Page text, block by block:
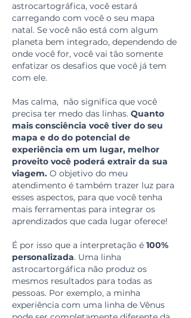
astrocartográfica, você estará
carregando com você o seu mapa
natal. Se você não está com algum
planeta bem integrado, dependendo de
onde você for, você vai tão somente
enfatizar os desafios que você já tem
com ele.
Mas calma, não significa que você
precisa ter medo das linhas. Quanto
mais consciência você tiver do seu
mapa e do do potencial de
experiência em um lugar, melhor
proveito você poderá extrair da sua
viagem. O objetivo do meu
atendimento é também trazer luz para
esses aspectos, para que você tenha
mais ferramentas para integrar os
aprendizados que cada lugar oferece!
É por isso que a interpretação é 100%
personalizada. Uma linha
astrocartorgáfica não produz os
mesmos resultados para todas as
pessoas. Por exemplo, a minha
experiência com uma linha de Vênus